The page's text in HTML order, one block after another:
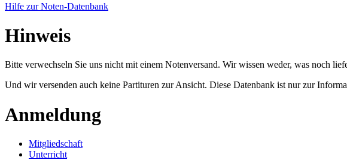
Hilfe zur Noten-Datenbank
Hinweis
Bitte verwechseln Sie uns nicht mit einem Notenversand. Wir wissen weder, was noch
Und wir versenden auch keine Partituren zur Ansicht. Diese Datenbank ist nur zur
Anmeldung
Mitgliedschaft
Unterricht